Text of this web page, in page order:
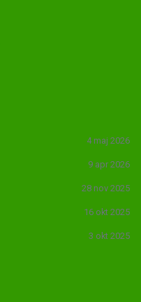
4 maj 2026
9 apr 2026
28 nov 2025
16 okt 2025
3 okt 2025